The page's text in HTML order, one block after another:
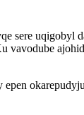
sere
vavodube